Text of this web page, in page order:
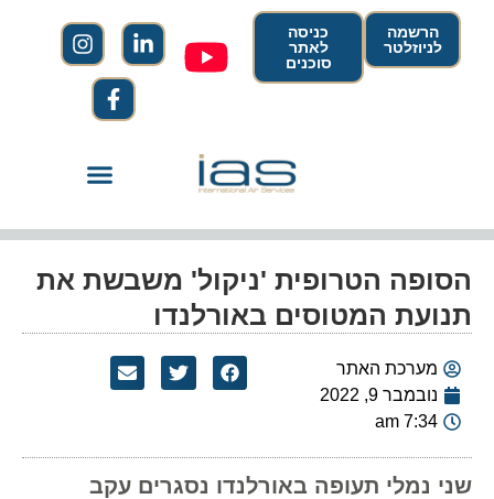
הרשמה
לניוזלטר
כניסה
לאתר
סוכנים
הסופה הטרופית 'ניקול' משבשת את
תנועת המטוסים באורלנדו
מערכת האתר
נובמבר 9, 2022
7:34 am
שני נמלי תעופה באורלנדו נסגרים עקב